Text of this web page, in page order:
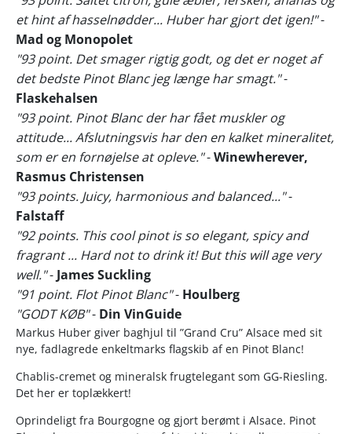
et hint af hasselnødder... Huber har gjort det igen!"-
Mad og Monopolet
"93 point. Det smager rigtig godt, og det er noget af
det bedste Pinot Blanc jeg længe har smagt."-
Flaskehalsen
"93 point. Pinot Blanc der har fået muskler og
attitude... Afslutningsvis har den en kalket mineralitet,
som er en fornøjelse at opleve."-Winewherever,
Rasmus Christensen
"93 points. Juicy, harmonious and balanced..."-
Falstaff
"92 points. This cool pinot is so elegant, spicy and
fragrant ... Hard not to drink it! But this will age very
well."- James Suckling
"91 point. Flot Pinot Blanc"- Houlberg
"GODT KØB"- Din VinGuide
Markus Huber giver baghjul til ”Grand Cru” Alsace med sit
nye, fadlagrede enkeltmarks flagskib af en Pinot Blanc!
Chablis-cremet og mineralsk frugtelegant som GG-Riesling.
Det her er toplækkert!
Oprindeligt fra Bourgogne og gjort berømt i Alsace. Pinot